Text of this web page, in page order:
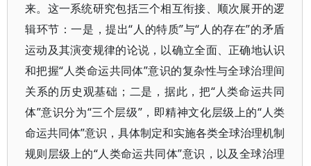
来。这一系统研究包括三个相互衔接、顺次展开的逻
辑环节：一是，提出“人的特质”与“人的存在”的矛盾
运动及其演变规律的论说，以确立全面、正确地认识
和把握“人类命运共同体”意识的复杂性与全球治理间
关系的历史观基础；二是，据此，把“人类命运共同
体”意识分为“三个层级”，即精神文化层级上的“人类
命运共同体”意识，具体制定和实施各类全球治理机制
规则层级上的“人类命运共同体”意识，以及全球治理